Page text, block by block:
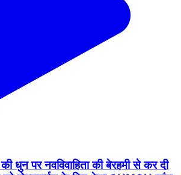
धुन पर नवविवाहिता की बेरहमी से कर दी